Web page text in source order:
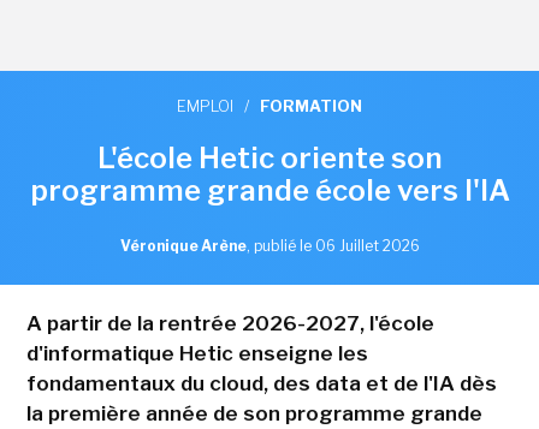
EMPLOI / FORMATION
L'école Hetic oriente son
programme grande école vers l'IA
Véronique Arène, publié le 06 Juillet 2026
A partir de la rentrée 2026-2027, l'école
d'informatique Hetic enseigne les
fondamentaux du cloud, des data et de l'IA dès
la première année de son programme grande